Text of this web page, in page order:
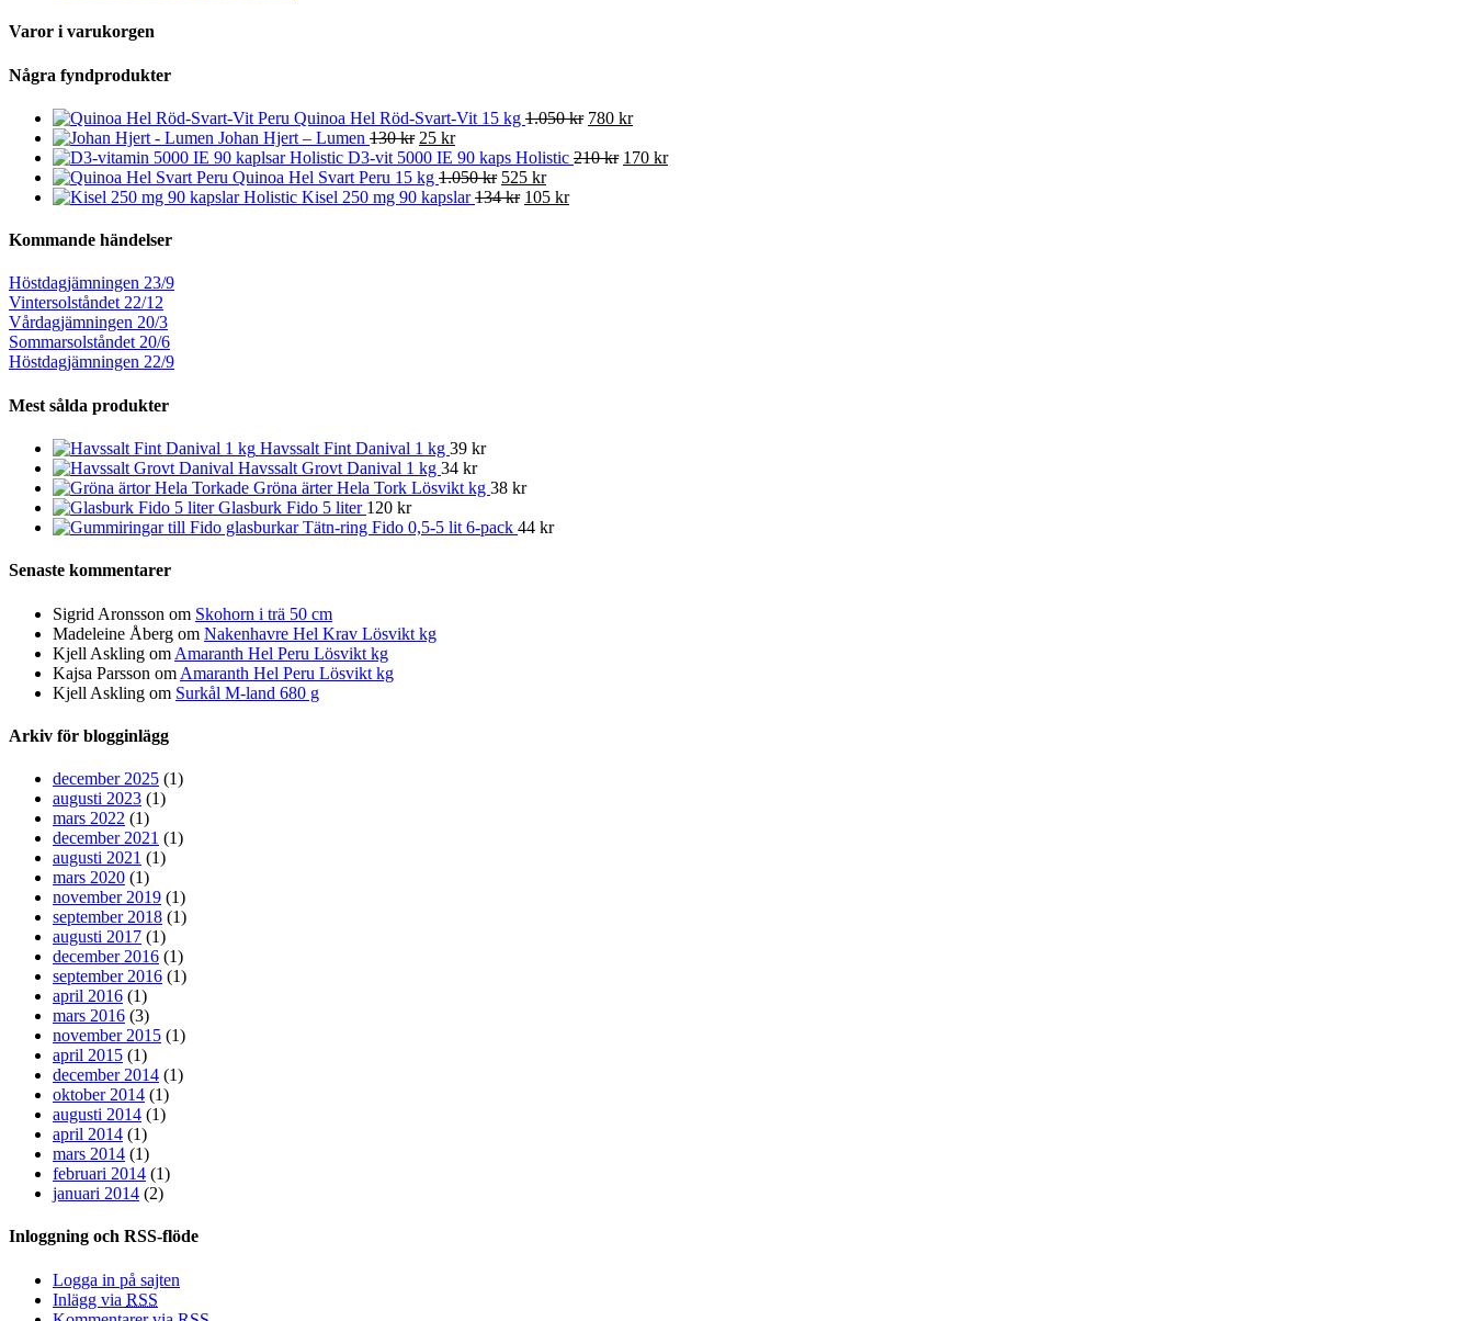
Varor i varukorgen
Några fyndprodukter
Quinoa Hel Röd-Svart-Vit 15 kg 1.050 kr 780 kr
Johan Hjert – Lumen 130 kr 25 kr
D3-vit 5000 IE 90 kaps Holistic 210 kr 170 kr
Quinoa Hel Svart Peru 15 kg 1.050 kr 525 kr
Kisel 250 mg 90 kapslar134 kr 105 kr
Kommande händelser
Höstdagjämningen 23/9
Vintersolståndet 22/12
Vårdagjämningen 20/3
Sommarsolståndet 20/6
Höstdagjämningen 22/9
Mest sålda produkter
Havssalt Fint Danival 1 kg 39 kr
Havssalt Grovt Danival 1 kg 34 kr
Gröna ärter Hela Tork Lösvikt kg 38 kr
Glasburk Fido 5 liter 120 kr
Tätn-ring Fido 0,5-5 lit 6-pack 44 kr
Senaste kommentarer
Sigrid Aronsson om Skohorn i trä 50 cm
Madeleine Åberg om Nakenhavre Hel Krav Lösvikt kg
Kjell Askling om Amaranth Hel Peru Lösvikt kg
Kajsa Parsson om Amaranth Hel Peru Lösvikt kg
Kjell Askling om Surkål M-land 680 g
Arkiv för blogginlägg
december 2025 (1)
augusti 2023 (1)
mars 2022 (1)
december 2021 (1)
augusti 2021 (1)
mars 2020 (1)
november 2019 (1)
september 2018 (1)
augusti 2017 (1)
december 2016 (1)
september 2016 (1)
april 2016 (1)
mars 2016 (3)
november 2015 (1)
april 2015 (1)
december 2014 (1)
oktober 2014 (1)
augusti 2014 (1)
april 2014 (1)
mars 2014 (1)
februari 2014 (1)
januari 2014 (2)
Inloggning och RSS-flöde
Logga in på sajten
Inlägg via RSS